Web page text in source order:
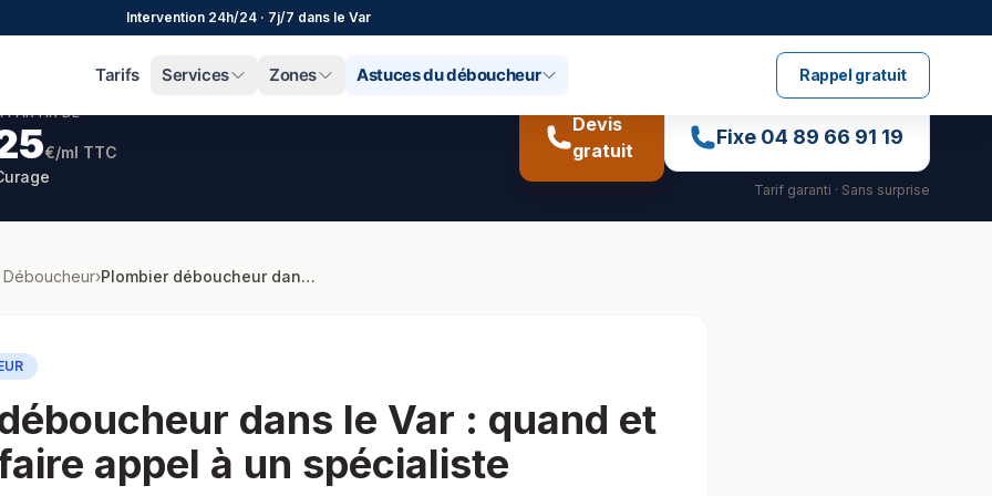
Intervention 24h/24 · 7j/7 dans le Var
Tarifs Services Zones Astuces du déboucheur Rappel gratuit
PARTIR DE
€/ml TTC
Devis
gratuit
Fixe 04 89 66 91 19
Tarif garanti · Sans surprise
› Plombier déboucheur dans le Var : quand et pourquoi faire appel à un spécialiste
dans le Var : quand et
appel à un spécialiste